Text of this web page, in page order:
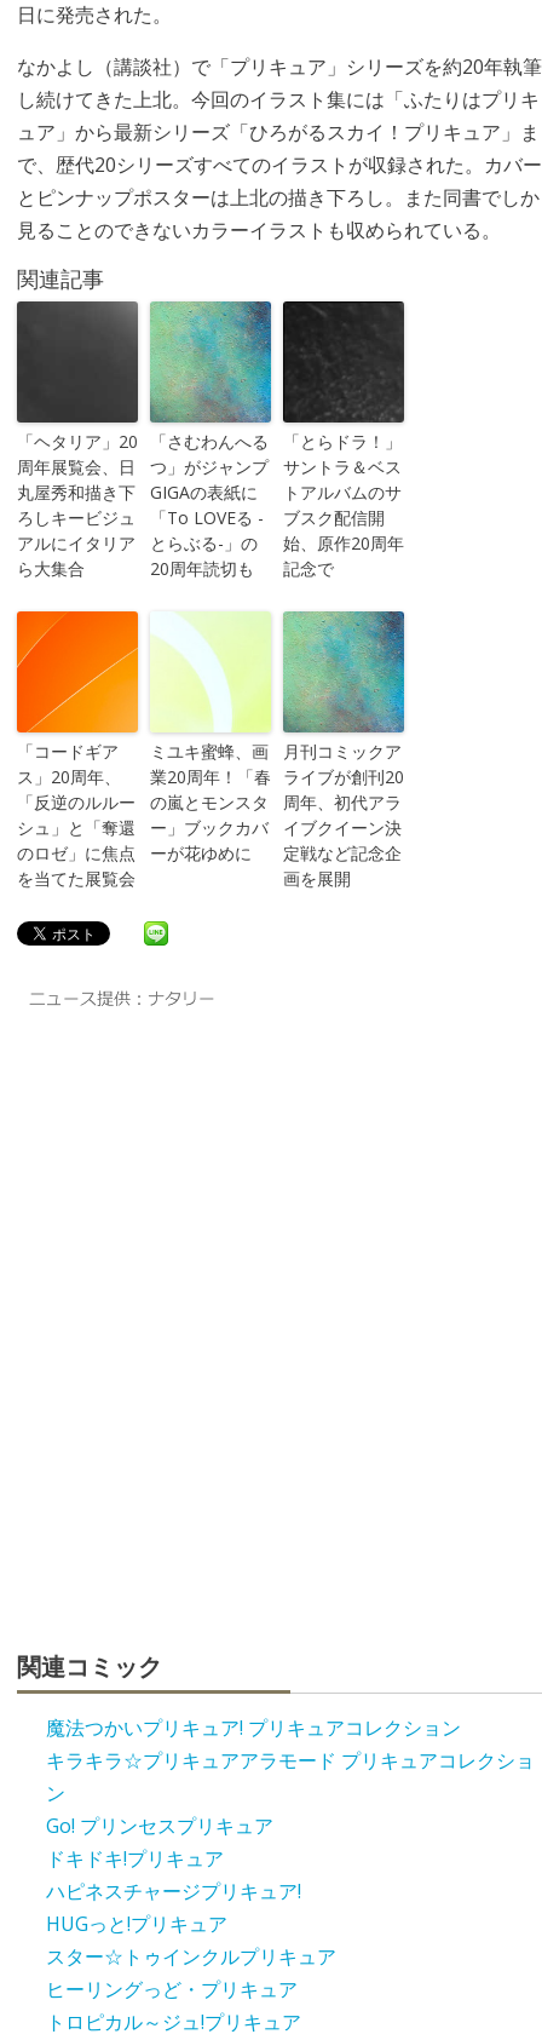
日に発売された。
なかよし（講談社）で「プリキュア」シリーズを約20年執筆
し続けてきた上北。今回のイラスト集には「ふたりはプリキ
ュア」から最新シリーズ「ひろがるスカイ！プリキュア」ま
で、歴代20シリーズすべてのイラストが収録された。カバー
とピンナップポスターは上北の描き下ろし。また同書でしか
見ることのできないカラーイラストも収められている。
関連記事
「ヘタリア」20
周年展覧会、日
丸屋秀和描き下
ろしキービジュ
アルにイタリア
ら大集合
「さむわんへる
つ」がジャンプ
GIGAの表紙に
「To LOVEる -
とらぶる-」の
20周年読切も
「とらドラ！」
サントラ＆ベス
トアルバムのサ
ブスク配信開
始、原作20周年
記念で
「コードギア
ス」20周年、
「反逆のルルー
シュ」と「奪還
のロゼ」に焦点
を当てた展覧会
ミユキ蜜蜂、画
業20周年！「春
の嵐とモンスタ
ー」ブックカバ
ーが花ゆめに
月刊コミックア
ライブが創刊20
周年、初代アラ
イブクイーン決
定戦など記念企
画を展開
関連コミック
魔法つかいプリキュア! プリキュアコレクション
キラキラ☆プリキュアアラモード プリキュアコレクショ
ン
Go! プリンセスプリキュア
ドキドキ!プリキュア
ハピネスチャージプリキュア!
HUGっと!プリキュア
スター☆トゥインクルプリキュア
ヒーリングっど・プリキュア
トロピカル～ジュ!プリキュア